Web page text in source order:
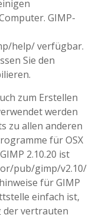
GIMP-
help/ verfügbar.
Sie den
zum Erstellen
werden
zu allen anderen
für OSX
2.10.20 ist
pub/gimp/v2.10/
für GIMP
einfach ist,
der vertrauten